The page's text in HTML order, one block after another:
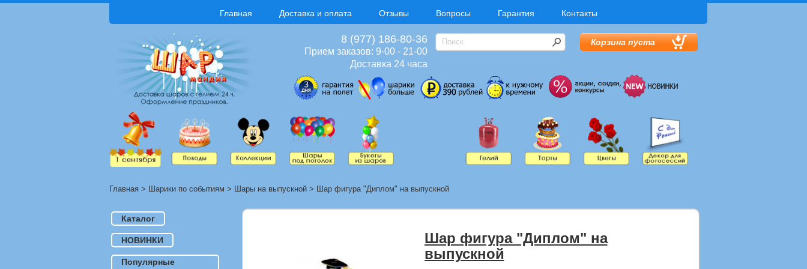
Главная Доставка и оплата Отзывы Вопросы Гарантия Контакты
8 (977) 186-80-36
Прием заказов: 9-00 - 21-00
Доставка 24 часа
Корзина пуста
Главная > Шарики по событиям > Шары на выпускной > Шар фигура "Диплом" на выпускной
Шар фигура "Диплом" на
выпускной
Каталог
НОВИНКИ
Популярные